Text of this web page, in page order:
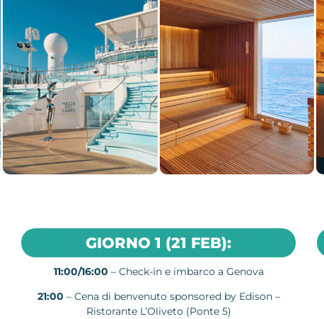
GIORNO 1 (21 FEB):
11:00/16:00 – Check-in e imbarco a Genova
21:00 – Cena di benvenuto sponsored by Edison –
Ristorante L’Oliveto (Ponte 5)